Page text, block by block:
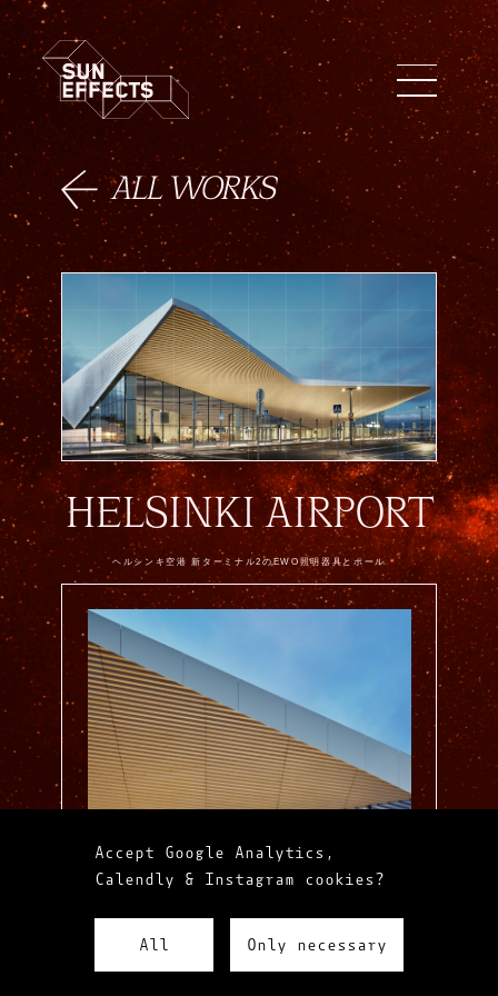
ENG FIN 日本語
HELSINKI AIRPORT
ヘルシンキ空港 新ターミナル2のEWO照明器具とポール
Accept Google Analytics,
Calendly & Instagram cookies?
All Only necessary